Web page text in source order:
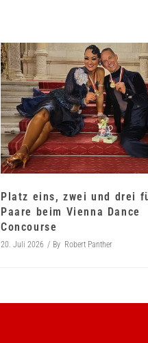
Platz eins, zwei und drei
Paare beim Vienna Dance
Concourse
20. Juli 2026 By Robert Panther